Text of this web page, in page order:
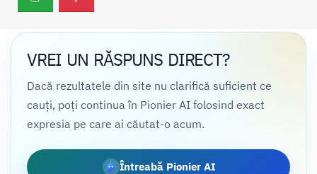
VREI UN RĂSPUNS DIRECT?
Dacă rezultatele din site nu clarifică suficient ce
cauți, poți continua în Pionier AI folosind exact
expresia pe care ai căutat-o acum.
Întreabă Pionier AI